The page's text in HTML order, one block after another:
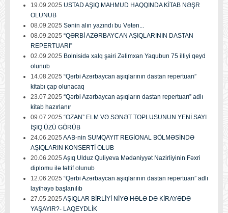
19.09.2025 USTAD AŞIQ MAHMUD HAQQINDA KİTAB NƏŞR
OLUNUB
08.09.2025 Sənin alın yazındı bu Vətən...
08.09.2025 “QƏRBİ AZƏRBAYCAN AŞIQLARININ DASTAN
REPERTUARI”
02.09.2025 Bolnisidə xalq şairi Zəlimxan Yaqubun 75 illiyi qeyd
olunub
14.08.2025 “Qərbi Azərbaycan aşıqlarının dastan repertuarı”
kitabı çap olunacaq
23.07.2025 “Qərbi Azərbaycan aşıqların dastan repertuarı” adlı
kitab hazırlanır
09.07.2025 “OZAN” ELM VƏ SƏNƏT TOPLUSUNUN YENİ SAYI
İŞIQ ÜZÜ GÖRÜB
24.06.2025 AAB-nin SUMQAYIT REGİONAL BÖLMƏSİNDƏ
AŞIQLARIN KONSERTİ OLUB
20.06.2025 Aşıq Ulduz Quliyeva Mədəniyyət Nazirliyinin Fəxri
diplomu ilə təltif olunub
12.06.2025 “Qərbi Azərbaycan aşıqlarının dastan repertuarı” adlı
layihəyə başlanılıb
27.05.2025 AŞIQLAR BİRLİYİ NİYƏ HƏLƏ DƏ KİRAYƏDƏ
YAŞAYIR?- LAQEYDLİK